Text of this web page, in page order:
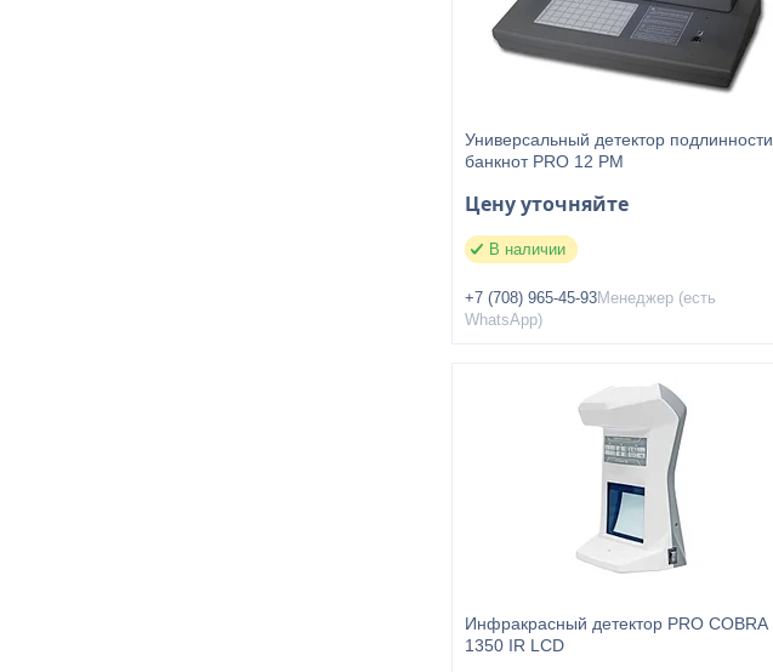
Универсальный детектор подлинности
банкнот PRO 12 PM
Цену уточняйте
В наличии
+7 (708) 965-45-93Менеджер (есть
WhatsApp)
Инфракрасный детектор PRO COBRA
1350 IR LCD